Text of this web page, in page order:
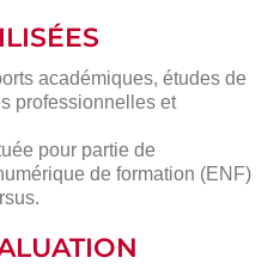
académiques, études de
professionnelles et
pour partie de
de formation (ENF)